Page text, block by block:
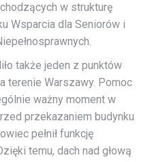
w strukturę
Wsparcia dla Seniorów i
także jeden z punktów
terenie Warszawy. Pomoc
ważny moment w
przekazaniem budynku
pełnił funkcję
temu, dach nad głową